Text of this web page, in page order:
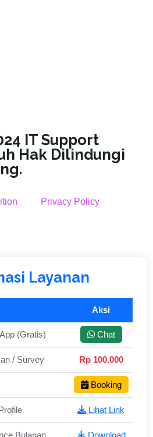
IT Support
Hak Dilindungi
Privacy Policy
Layanan
Aksi
(Gratis) Chat
/ Survey Rp 100.000
Booking
Lihat Link
Bulanan Download